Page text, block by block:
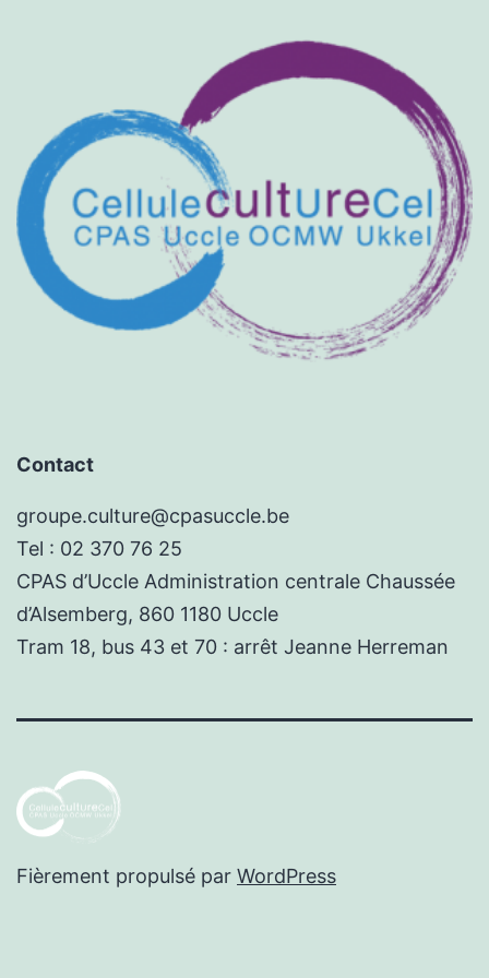
Contact
groupe.culture@cpasuccle.be
Tel : 02 370 76 25
CPAS d’Uccle Administration centrale Chaussée
d’Alsemberg, 860 1180 Uccle
Tram 18, bus 43 et 70 : arrêt Jeanne Herreman
Fièrement propulsé par WordPress